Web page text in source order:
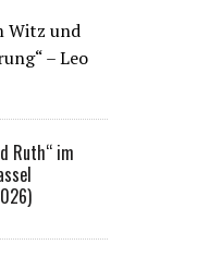
Witz und
– Leo
Ruth“ im